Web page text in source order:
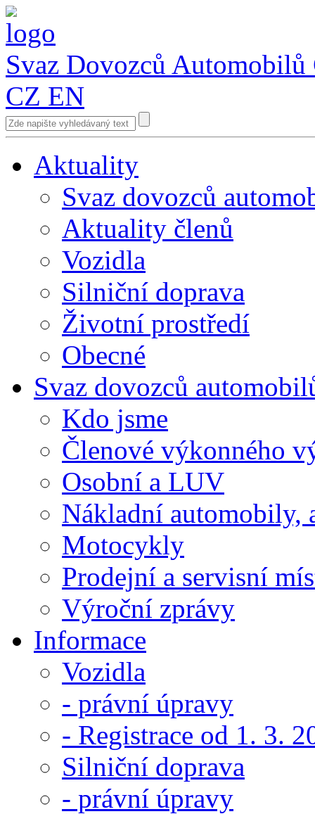
Svaz Dovozců Automobilů
CZ EN
Aktuality
Svaz dovozců
Aktuality členů
Vozidla
Silniční doprava
Životní prostředí
Obecné
Svaz dovozců
Kdo jsme
Členové výkonného
Osobní a LUV
Nákladní automobily,
Motocykly
Prodejní a servisní
Výroční zprávy
Informace
Vozidla
- právní úpravy
- Registrace od 1. 3.
Silniční doprava
- právní úpravy